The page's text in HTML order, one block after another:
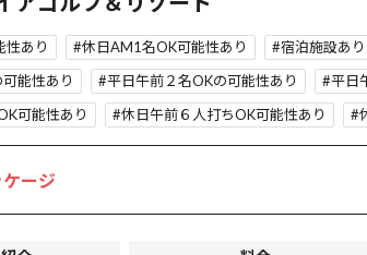
あり 休日AM1名OK可能性あり 宿泊施設あり
能性あり
平日午前２名OKの可能性あり 平日
可能性あり
休日午前６人打ちOK可能性あり
ージ